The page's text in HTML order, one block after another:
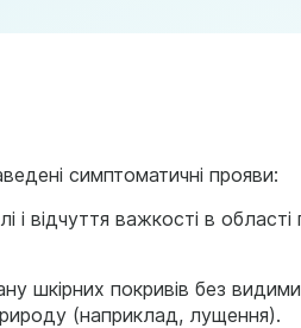
симптоматичні прояви:
і відчуття важкості в
шкірних покривів без
(наприклад, лущення).